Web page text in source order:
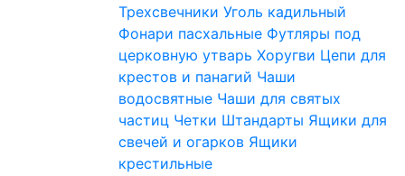
Трехсвечники Уголь кадильный
Фонари пасхальные Футляры под
церковную утварь Хоругви Цепи для
крестов и панагий Чаши
водосвятные Чаши для святых
частиц Четки Штандарты Ящики для
свечей и огарков Ящики
крестильные